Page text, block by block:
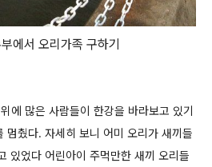
에서 오리가족 구하기
에 많은 사람들이 한강을 바라보고 있기
멈췄다. 자세히 보니 어미 오리가 새끼들
있었다 어린아이 주먹만한 새끼 오리들